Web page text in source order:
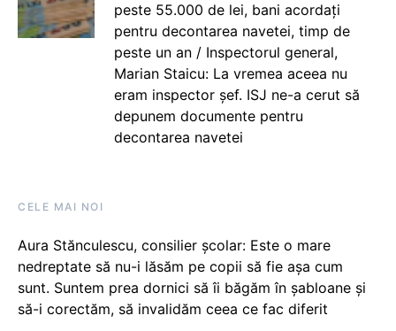
peste 55.000 de lei, bani acordați
pentru decontarea navetei, timp de
peste un an / Inspectorul general,
Marian Staicu: La vremea aceea nu
eram inspector șef. ISJ ne-a cerut să
depunem documente pentru
decontarea navetei
CELE MAI NOI
Aura Stănculescu, consilier școlar: Este o mare
nedreptate să nu-i lăsăm pe copii să fie așa cum
sunt. Suntem prea dornici să îi băgăm în șabloane și
să-i corectăm, să invalidăm ceea ce fac diferit